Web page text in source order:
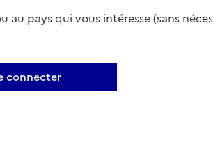
pays qui vous intéresse (sans
connecter